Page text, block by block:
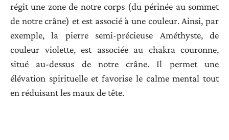
régit une zone de notre corps (du périnée au sommet
de notre crâne) et est associé à une couleur. Ainsi, par
exemple, la pierre semi-précieuse Améthyste, de
couleur violette, est associée au chakra couronne,
situé au-dessus de notre crâne. Il permet une
élévation spirituelle et favorise le calme mental tout
en réduisant les maux de tête.